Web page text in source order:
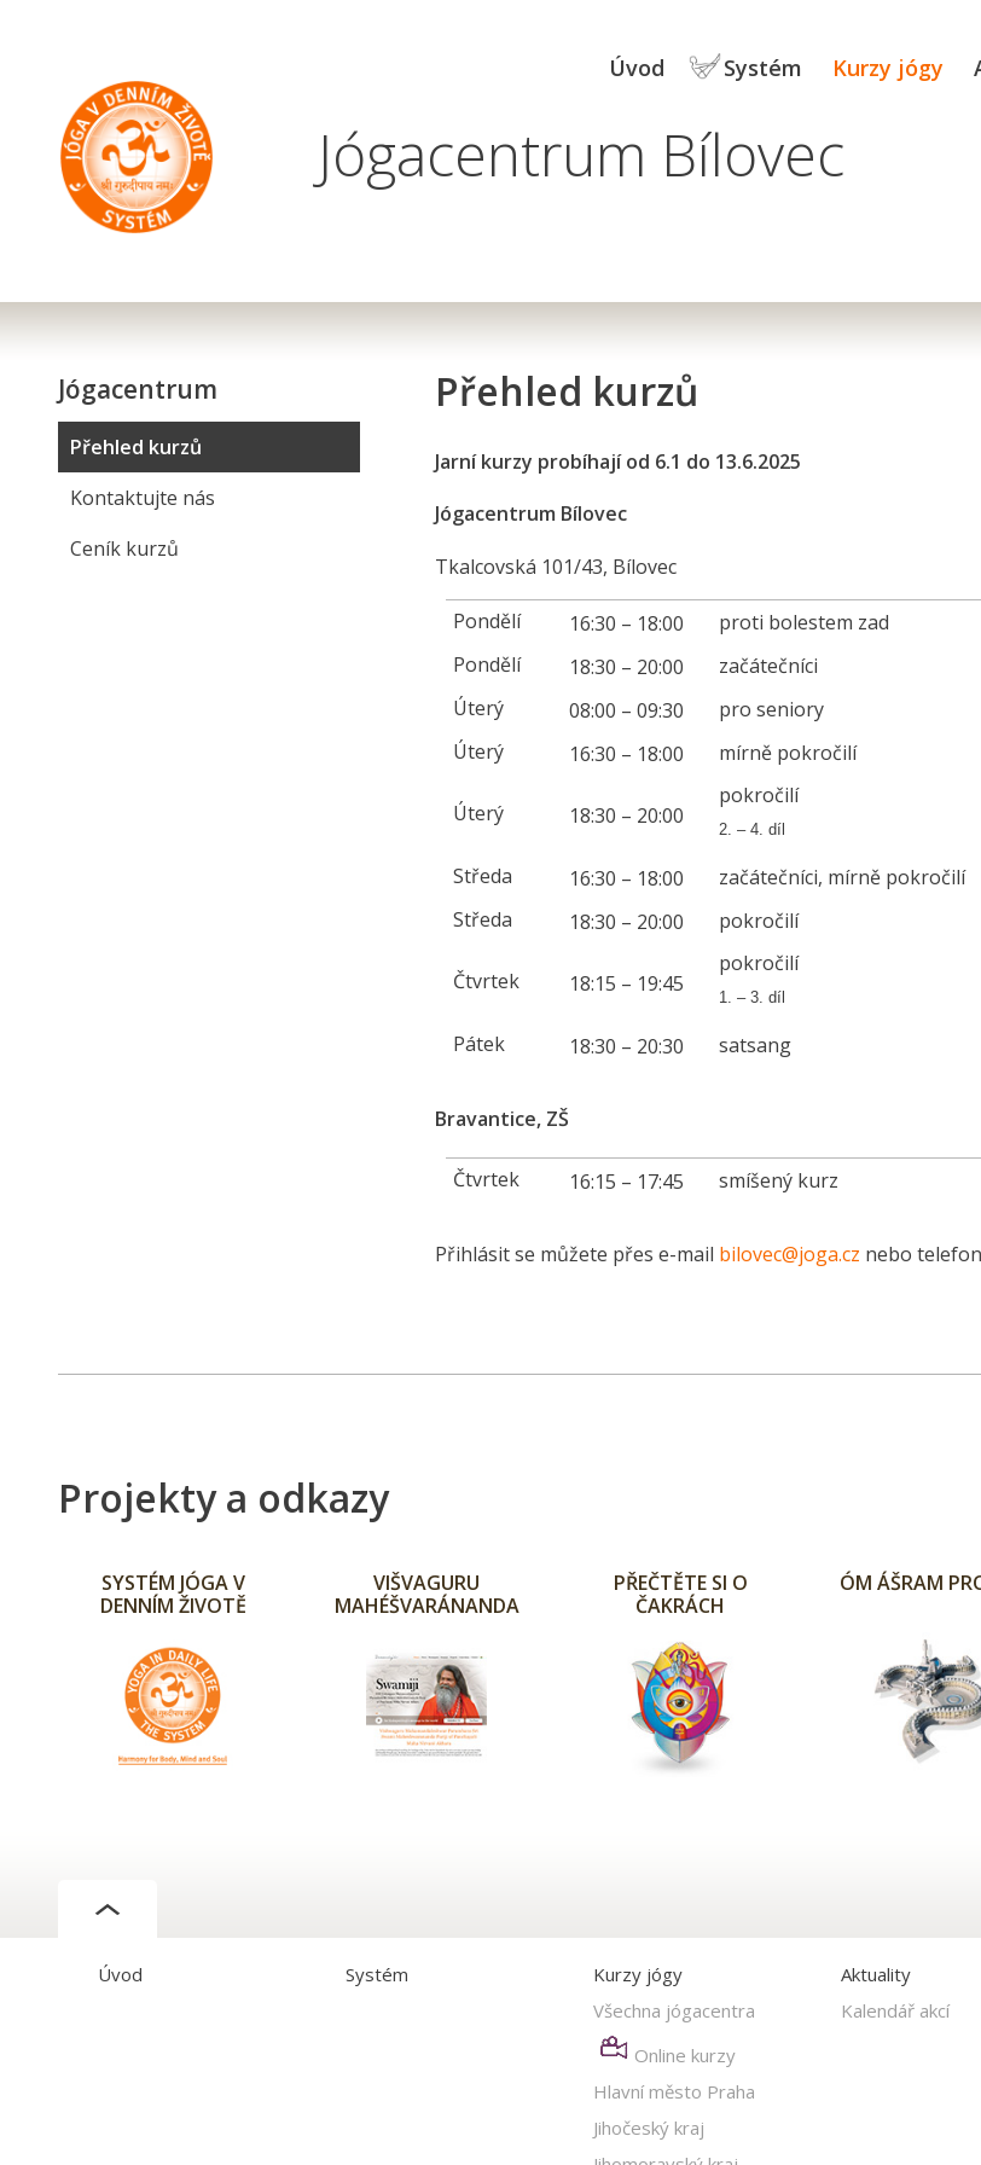
Jógacentrum Bílovec
Úvod Systém Kurzy jógy
Jógacentrum
Přehled kurzů
Kontaktujte nás
Ceník kurzů
Přehled kurzů
Jarní kurzy probíhají od 6.1 do 13.6.2025
Jógacentrum Bílovec
Tkalcovská 101/43, Bílovec
Pondělí 16:30 – 18:00 proti bolestem zad
Pondělí
18:30 – 20:00 začátečníci
Úterý
08:00 – 09:30 pro seniory
Úterý
16:30 – 18:00 mírně pokročilí
Úterý 18:30 – 20:00
pokročilí
2. – 4. díl
Středa 16:30 – 18:00 začátečníci, mírně pokročilí
Středa
18:30 – 20:00 pokročilí
Čtvrtek 18:15 – 19:45
pokročilí
1. – 3. díl
Pátek 18:30 – 20:30 satsang
Bravantice, ZŠ
Čtvrtek 16:15 – 17:45 smíšený kurz
Přihlásit se můžete přes e-mail bilovec@joga.cz nebo
Projekty a odkazy
SYSTÉM JÓGA V
DENNÍM ŽIVOTĚ
VIŠVAGURU
MAHÉŠVARÁNANDA
PŘEČTĚTE SI O
ČAKRÁCH
ÓM ÁŠRAM
Úvod Systém
Kurzy jógy
Všechna jógacentra
Online kurzy
Hlavní město Praha
Jihočeský kraj
Aktuality
Kalendář akcí